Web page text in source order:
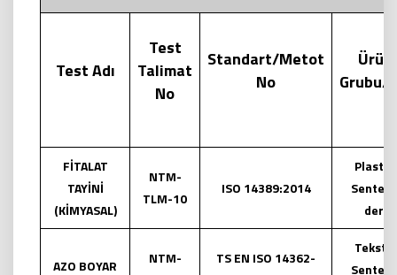
Test Adı
Test
Talimat
No
Standart/Metot
No
Ürün
Grubu/
FİTALAT
TAYİNİ
(KİMYASAL)
NTM-
TLM-10
ISO 14389:2014
Plastik,
deri
AZO BOYAR
NTM-
TS EN ISO 14362-
Tekstil,